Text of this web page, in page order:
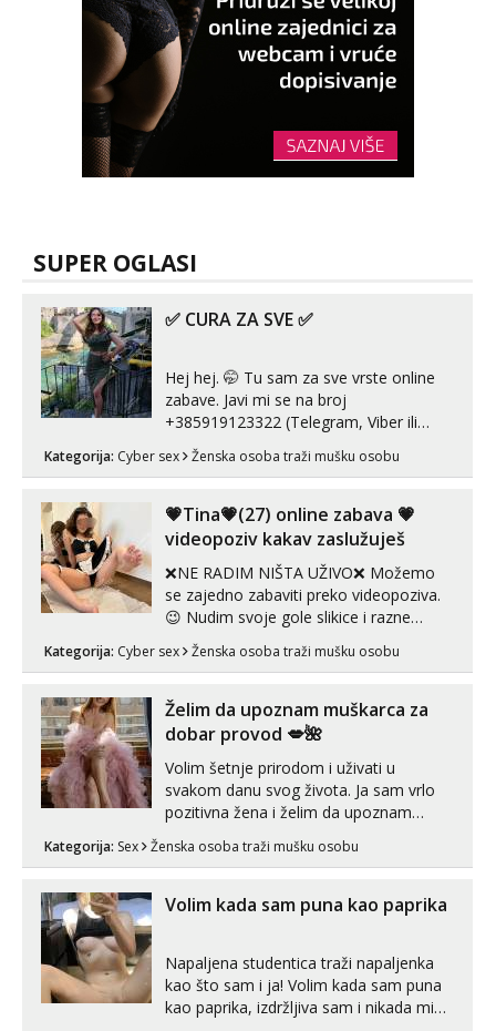
SUPER OGLASI
✅ CURA ZA SVE ✅
Hej hej. 🤭 Tu sam za sve vrste online
zabave. Javi mi se na broj
+385919123322 (Telegram, Viber ili
Whatsapp). 🤙 NE javljaj se na uzivo.
Hvala.
Kategorija: Cyber sex Ženska osoba traži mušku osobu
💗Tina💗(27) online zabava 💗
videopoziv kakav zaslužuješ
❌NE RADIM NIŠTA UŽIVO❌ Možemo
se zajedno zabaviti preko videopoziva.
😉 Nudim svoje gole slikice i razne
videouradke. 🤩 Za online zabavu pošalji
poruku na Whatsapp, Telegram ili Viber.
autentičnosti možeš me vidjeti na
videopozivu. 😉 S vama sam vec 5 ...
Kategorija: Cyber sex Ženska osoba traži mušku osobu
Želim da upoznam muškarca za
dobar provod 💋🌺
Volim šetnje prirodom i uživati u
svakom danu svog života. Ja sam vrlo
pozitivna žena i želim da upoznam
može i nešto više.💋🌺 Klikni na link
Kategorija: Sex Ženska osoba traži mušku osobu
Volim kada sam puna kao paprika
Napaljena studentica traži napaljenka
kao što sam i ja! Volim kada sam puna
kao paprika, izdržljiva sam i nikada mi